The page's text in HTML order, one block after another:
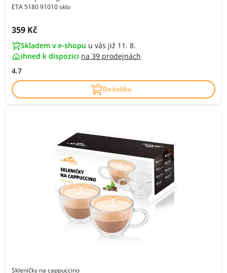
ETA 5180 91010 sklo
Cena s DPH:
359 Kč
Skladem v e-shopu u vás již 11. 8.
ihned k dispozici na 39 prodejnách
4.7
Do košíku
Skleničky na cappuccino